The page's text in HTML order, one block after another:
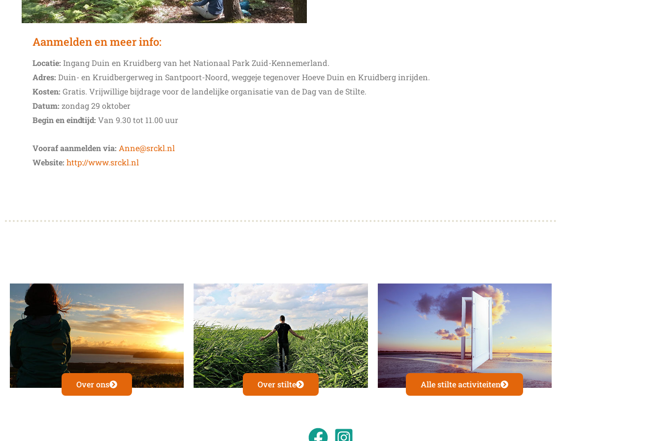
Aanmelden en meer info:
Locatie: Ingang Duin en Kruidberg van het Nationaal Park Zuid-Kennemerland.
Adres: Duin- en Kruidbergerweg in Santpoort-Noord, weggeje tegenover Hoeve Duin en Kruidberg inrijden.
Kosten: Gratis. Vrijwillige bijdrage voor de landelijke organisatie van de Dag van de Stilte.
Datum: zondag 29 oktober
Begin en eindtijd: Van 9.30 tot 11.00 uur
Vooraf aanmelden via: Anne@srckl.nl
Website: http://www.srckl.nl
Over ons Over stilte Alle stilte activiteiten